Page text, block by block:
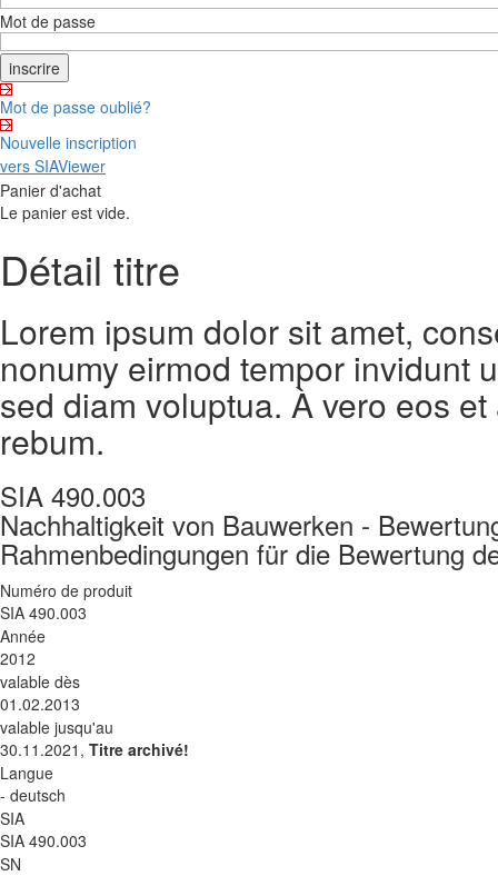
Mot de passe
Mot de passe oublié?
Nouvelle inscription
vers SIAViewer
Panier d'achat
Le panier est vide.
Détail titre
Lorem ipsum dolor sit amet,
nonumy eirmod tempor invidunt
sed diam voluptua. À vero eos
rebum.
SIA 490.003
Nachhaltigkeit von Bauwerken -
Rahmenbedingungen für die Bewertung
Numéro de produit
SIA 490.003
Année
2012
valable dès
01.02.2013
valable jusqu'au
30.11.2021, Titre archivé!
Langue
- deutsch
SIA
SIA 490.003
SN